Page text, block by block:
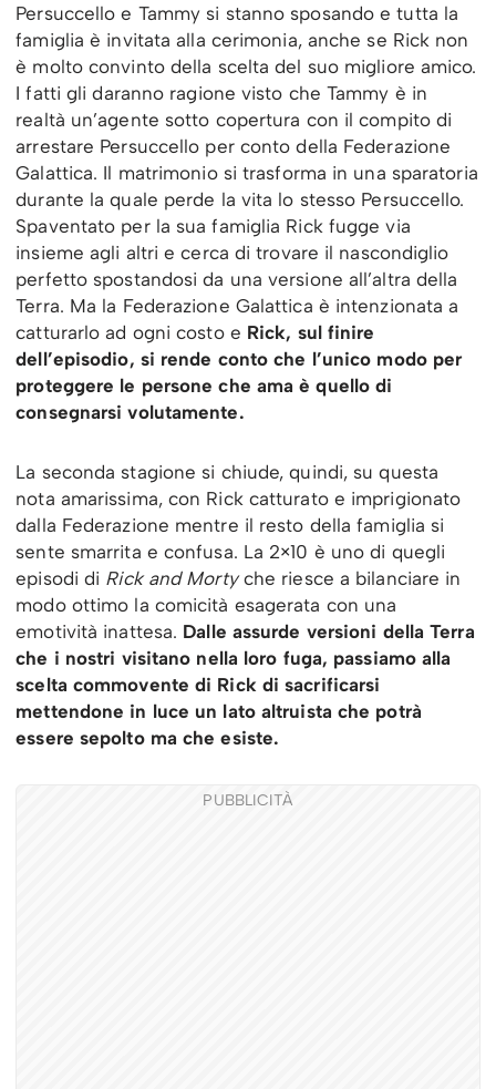
Persuccello e Tammy si stanno sposando e tutta la
famiglia è invitata alla cerimonia, anche se Rick non
è molto convinto della scelta del suo migliore amico.
I fatti gli daranno ragione visto che Tammy è in
realtà un’agente sotto copertura con il compito di
arrestare Persuccello per conto della Federazione
Galattica. Il matrimonio si trasforma in una sparatoria
durante la quale perde la vita lo stesso Persuccello.
Spaventato per la sua famiglia Rick fugge via
insieme agli altri e cerca di trovare il nascondiglio
perfetto spostandosi da una versione all’altra della
Terra. Ma la Federazione Galattica è intenzionata a
catturarlo ad ogni costo e Rick, sul finire
dell’episodio, si rende conto che l’unico modo per
proteggere le persone che ama è quello di
consegnarsi volutamente.
La seconda stagione si chiude, quindi, su questa
nota amarissima, con Rick catturato e imprigionato
dalla Federazione mentre il resto della famiglia si
sente smarrita e confusa. La 2×10 è uno di quegli
episodi di Rick and Mortyche riesce a bilanciare in
modo ottimo la comicità esagerata con una
emotività inattesa. Dalle assurde versioni della Terra
che i nostri visitano nella loro fuga, passiamo alla
scelta commovente di Rick di sacrificarsi
mettendone in luce un lato altruista che potrà
essere sepolto ma che esiste.
PUBBLICITÀ